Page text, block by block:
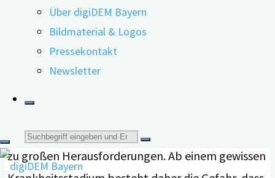
Über digiDEM Bayern
Bildmaterial & Logos
Pressekontakt
Newsletter
Suche
nach:
Autofahren, einkaufen gehen, das eigenständige
werden durch eine Demenzerkrankung plötzlich
zu großen Herausforderungen. Ab einem gewissen